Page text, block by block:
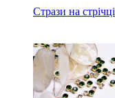
Стрази на стрічці